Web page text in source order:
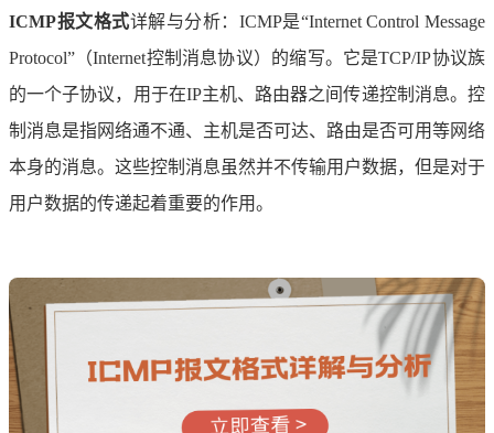
ICMP报文格式详解与分析：ICMP是“Internet Control Message
Protocol”（Internet控制消息协议）的缩写。它是TCP/IP协议族
的一个子协议，用于在IP主机、路由器之间传递控制消息。控
制消息是指网络通不通、主机是否可达、路由是否可用等网络
本身的消息。这些控制消息虽然并不传输用户数据，但是对于
用户数据的传递起着重要的作用。